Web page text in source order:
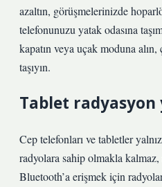
azaltın, görüşmelerinizde
telefonunuzu yatak odasına
kapatın veya uçak moduna
taşıyın.
Tablet radyasyon
Cep telefonları ve tabletler
radyolara sahip olmakla
Bluetooth’a erişmek için